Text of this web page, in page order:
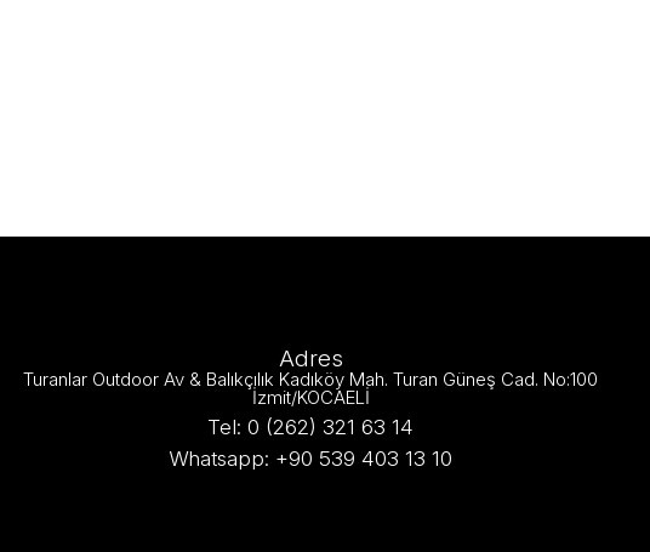
Adres
Turanlar Outdoor Av & Balıkçılık Kadıköy Mah. Turan Güneş Cad. No:100
İzmit/KOCAELİ
Tel: 0 (262) 321 63 14
Whatsapp: +90 539 403 13 10